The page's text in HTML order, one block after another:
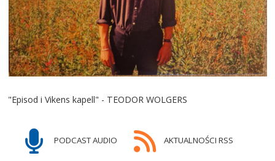
"Episod i Vikens kapell" - TEODOR WOLGERS
PODCAST AUDIO AKTUALNOŚCI RSS